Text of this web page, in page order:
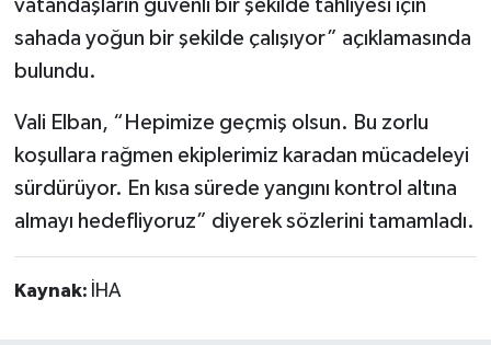
vatandaşların güvenli bir şekilde tahliyesi için
sahada yoğun bir şekilde çalışıyor” açıklamasında
bulundu.
Vali Elban, “Hepimize geçmiş olsun. Bu zorlu
koşullara rağmen ekiplerimiz karadan mücadeleyi
sürdürüyor. En kısa sürede yangını kontrol altına
almayı hedefliyoruz” diyerek sözlerini tamamladı.
Kaynak: İHA